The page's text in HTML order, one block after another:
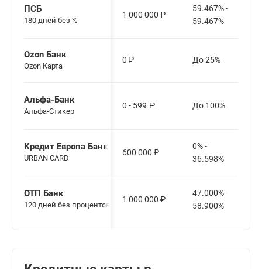
ПСБ
180 дней без %
1 000 000 ₽
59.467% -
59.467%
Ozon Банк
Ozon Карта
0 ₽ До 25%
Альфа-Банк
Альфа-Стикер
0 - 599 ₽ До 100%
Кредит Европа Банк
URBAN CARD
600 000 ₽
0% -
36.598%
ОТП Банк
120 дней без процентов
1 000 000 ₽
47.000% -
58.900%